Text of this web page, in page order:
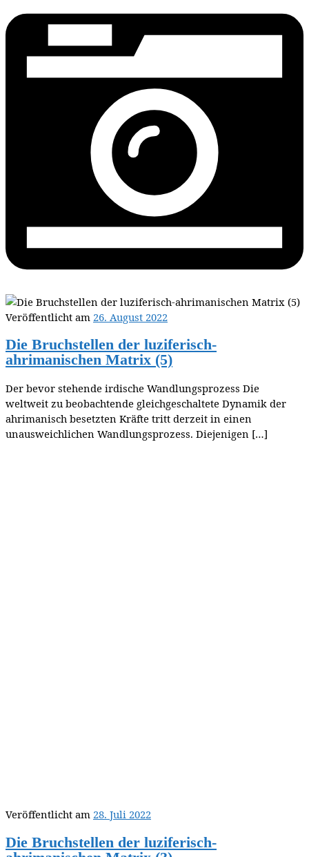
Veröffentlicht am 26. August 2022
Die Bruchstellen der luziferisch-
ahrimanischen Matrix (5)
Der bevor stehende irdische Wandlungsprozess Die
weltweit zu beobachtende gleichgeschaltete Dynamik der
ahrimanisch besetzten Kräfte tritt derzeit in einen
unausweichlichen Wandlungsprozess. Diejenigen […]
Veröffentlicht am 28. Juli 2022
Die Bruchstellen der luziferisch-